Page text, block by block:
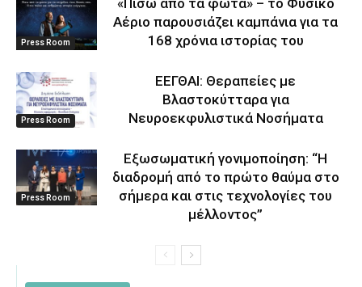
Press Room
Αέριο παρουσιάζει καμπάνια για τα
168 χρόνια ιστορίας του
Press Room
ΕΕΓΘΑΙ: Θεραπείες με
Βλαστοκύτταρα για
Νευροεκφυλιστικά Νοσήματα
Press Room
Eξωσωματική γονιμοποίηση: “Η
διαδρομή από το πρώτο θαύμα στο
σήμερα και στις τεχνολογίες του
μέλλοντος’’